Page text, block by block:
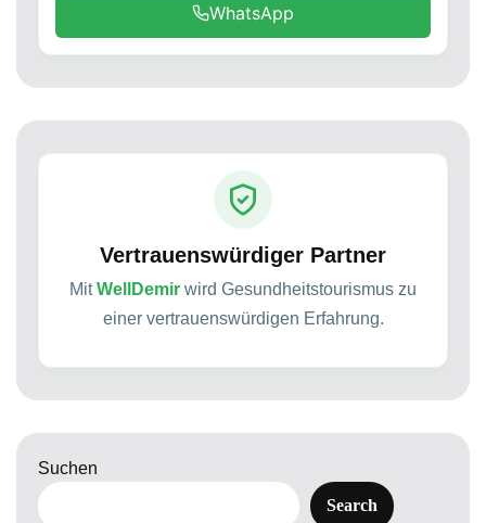
WhatsApp
Vertrauenswürdiger Partner
MitWellDemir wird Gesundheitstourismus zu
einer vertrauenswürdigen Erfahrung.
Suchen
Search